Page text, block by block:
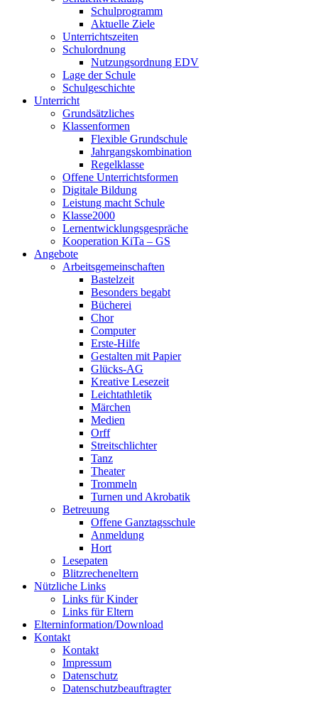
Schulprogramm
Aktuelle Ziele
Unterrichtszeiten
Schulordnung
Nutzungsordnung EDV
Lage der Schule
Schulgeschichte
Unterricht
Grundsätzliches
Klassenformen
Flexible Grundschule
Jahrgangskombination
Regelklasse
Offene Unterrichtsformen
Digitale Bildung
Leistung macht Schule
Klasse2000
Lernentwicklungsgespräche
Kooperation KiTa – GS
Angebote
Arbeitsgemeinschaften
Bastelzeit
Besonders begabt
Bücherei
Chor
Computer
Erste-Hilfe
Gestalten mit Papier
Glücks-AG
Kreative Lesezeit
Leichtathletik
Märchen
Medien
Orff
Streitschlichter
Tanz
Theater
Trommeln
Turnen und Akrobatik
Betreuung
Offene Ganztagsschule
Anmeldung
Hort
Lesepaten
Blitzrecheneltern
Nützliche Links
Links für Kinder
Links für Eltern
Elterninformation/Download
Kontakt
Kontakt
Impressum
Datenschutz
Datenschutzbeauftragter